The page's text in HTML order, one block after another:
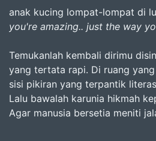
anak kucing lompat-lompat di
you're amazing.. just the way
Temukanlah kembali dirimu
yang tertata rapi. Di ruang
sisi pikiran yang terpantik
Lalu bawalah karunia hikmah
Agar manusia bersetia meniti